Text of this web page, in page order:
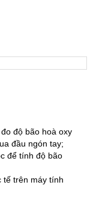
độ bão hoà oxy
đầu ngón tay;
để tính độ bão
tế trên máy tính